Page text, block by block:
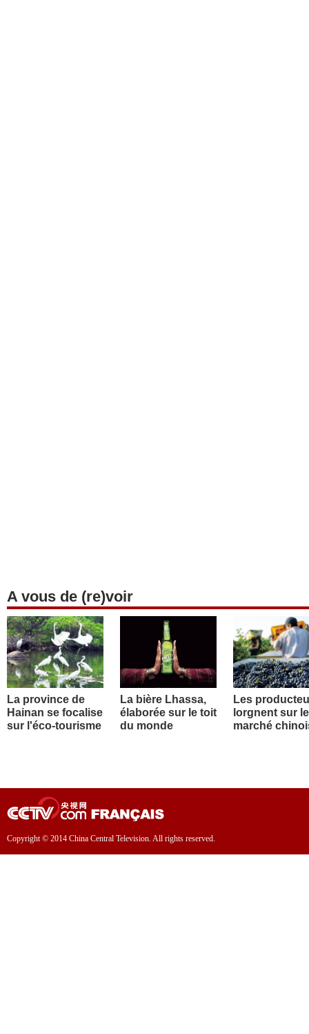
A vous de (re)voir
La province de
Hainan se focalise
sur l'éco-tourisme
La bière Lhassa,
élaborée sur le toit
du monde
Les
lorgnent sur le
marché
Copyright © 2014 China Central Television. All rights reserved.